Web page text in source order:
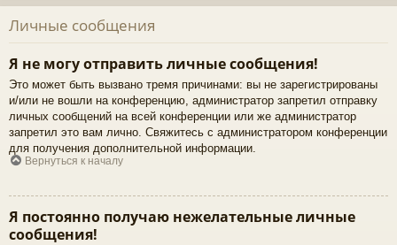
Личные сообщения
Я не могу отправить личные сообщения!
Это может быть вызвано тремя причинами: вы не зарегистрированы
и/или не вошли на конференцию, администратор запретил отправку
личных сообщений на всей конференции или же администратор
запретил это вам лично. Свяжитесь с администратором конференции
для получения дополнительной информации.
Вернуться к началу
Я постоянно получаю нежелательные личные
сообщения!